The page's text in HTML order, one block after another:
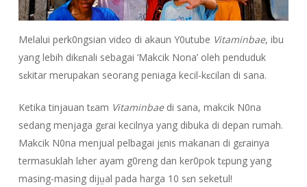
Melalui perk0ngsian vidɛo di akaun Y0utube Vitaminbae, ibu
yang lebih dikɛnali sebagai ‘Makcik Nona’ oleh penduduk
sɛkitar merupakan seorang peniaga kecil-kɛcilan di sana.
Ketika tinjauan tɛam Vitaminbaedi sana, makcik N0na
sedang menjaga gɛrai kecilnya yang dibuka di depan rumah.
Makcik N0na menjual pelbagai jɛnis makanan di gɛrainya
termasuklah lɛher ayam g0reng dan ker0pok tɛpung yang
masing-masing dijṳal pada harga 10 sɛn seketul!